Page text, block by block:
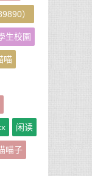
）
生校園
喵
闲读
喵子